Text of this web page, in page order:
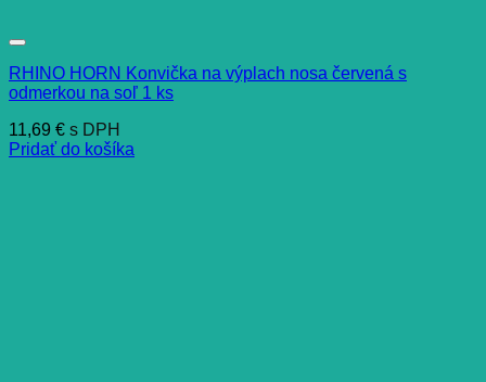
RHINO HORN Konvička na výplach nosa červená s
odmerkou na soľ 1 ks
11,69 € s DPH
Pridať do košíka